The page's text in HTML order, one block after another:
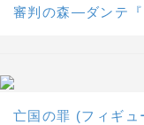
審判の森―ダンテ
亡国の罪 (フィギ